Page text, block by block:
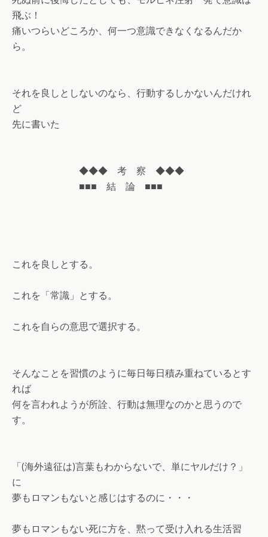
飛ぶ！
痛いつらいどころか、何一つ意識できなくなるんだか
ら。
それを良しとしないのなら、行動するしかないんだけれ
ど
先に書いた
◆◆◆ 考 察 ◆◆◆
■■■ 結 論 ■■■
これを良しとする。
これを「常識」とする。
これを自らの意思で選択する。
そんなことを習慣のように毎日毎日積み重ねているとす
れば
何を言われようが所詮、行動は無理なのかと思うので
す。
「(海外遠征は)言葉もわからないで、単にヤルだけ？」
に
夢もロマンもないと感じはするのに・・・
夢もロマンもない死に方を、黙って受け入れる生活習